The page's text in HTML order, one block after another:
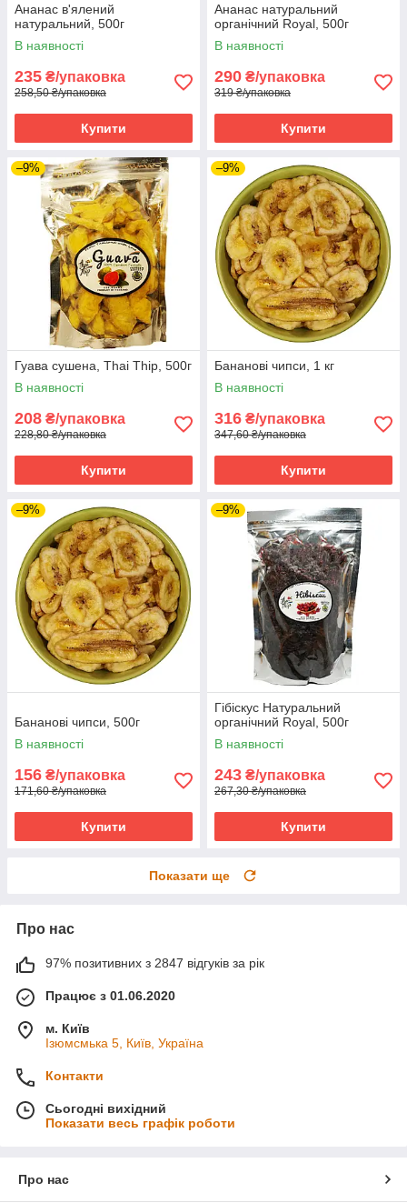
Ананас в'ялений
натуральний, 500г
В наявності
235 ₴/упаковка
258,50 ₴/упаковка
Купити
Ананас натуральний
органічний Royal, 500г
В наявності
290 ₴/упаковка
319 ₴/упаковка
Купити
–9%
Гуава сушена, Thai Thip, 500г
В наявності
208 ₴/упаковка
228,80 ₴/упаковка
Купити
–9%
Бананові чипси, 1 кг
В наявності
316 ₴/упаковка
347,60 ₴/упаковка
Купити
–9%
Бананові чипси, 500г
В наявності
156 ₴/упаковка
171,60 ₴/упаковка
Купити
–9%
Гібіскус Натуральний
органічний Royal, 500г
В наявності
243 ₴/упаковка
267,30 ₴/упаковка
Купити
Показати ще
Про нас
97% позитивних з 2847 відгуків за рік
Працює з 01.06.2020
м. Київ
Ізюмсмька 5, Київ, Україна
Контакти
Сьогодні вихідний
Показати весь графік роботи
Про нас